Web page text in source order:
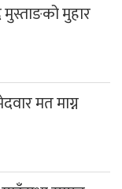
मुहार
मत माग्न